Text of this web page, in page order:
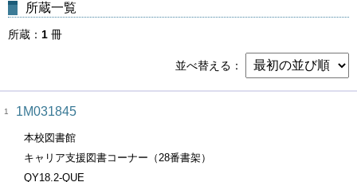
所蔵一覧
所蔵 1 冊
並べ替える
1 1M031845
本校図書館
キャリア支援図書コーナー（28番書架）
QY18.2-QUE